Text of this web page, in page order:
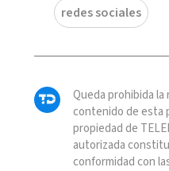
redes sociales
Queda prohibida
contenido de esta
propiedad de
autorizada
conformidad con